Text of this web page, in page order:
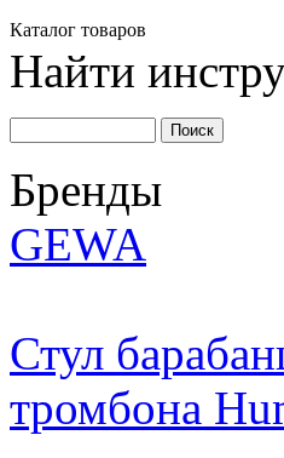
Каталог товаров
Найти
Бренды
GEWA
Стул
тромбона